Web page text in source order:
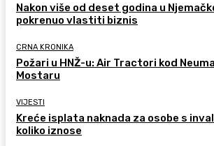
Nakon više od deset godina u
pokrenuo vlastiti biznis
CRNA KRONIKA
Požari u HNŽ-u: Air Tractori kod
Mostaru
VIJESTI
Kreće isplata naknada za osobe s
koliko iznose